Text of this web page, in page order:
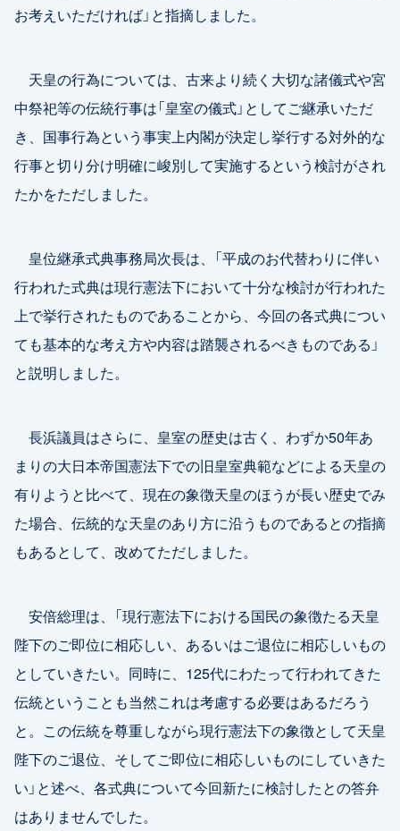
お考えいただければ」と指摘しました。
天皇の行為については、古来より続く大切な諸儀式や宮
中祭祀等の伝統行事は「皇室の儀式」としてご継承いただ
き、国事行為という事実上内閣が決定し挙行する対外的な
行事と切り分け明確に峻別して実施するという検討がされ
たかをただしました。
皇位継承式典事務局次長は、「平成のお代替わりに伴い
行われた式典は現行憲法下において十分な検討が行われた
上で挙行されたものであることから、今回の各式典につい
ても基本的な考え方や内容は踏襲されるべきものである」
と説明しました。
長浜議員はさらに、皇室の歴史は古く、わずか50年あ
まりの大日本帝国憲法下での旧皇室典範などによる天皇の
有りようと比べて、現在の象徴天皇のほうが長い歴史でみ
た場合、伝統的な天皇のあり方に沿うものであるとの指摘
もあるとして、改めてただしました。
安倍総理は、「現行憲法下における国民の象徴たる天皇
陛下のご即位に相応しい、あるいはご退位に相応しいもの
としていきたい。同時に、125代にわたって行われてきた
伝統ということも当然これは考慮する必要はあるだろう
と。この伝統を尊重しながら現行憲法下の象徴として天皇
陛下のご退位、そしてご即位に相応しいものにしていきた
い」と述べ、各式典について今回新たに検討したとの答弁
はありませんでした。